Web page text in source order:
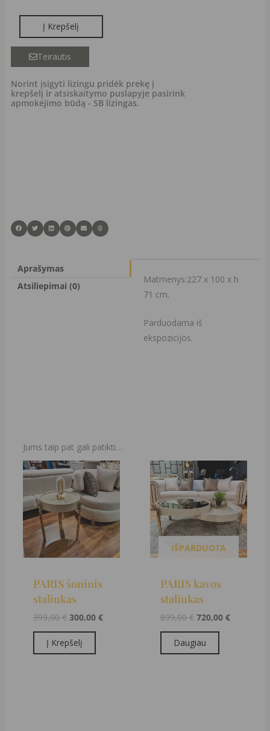
3315,00 €.
sofa
Į Krepšelį
Teirautis
Norint įsigyti lizingu pridėk prekę į
krepšelį ir atsiskaitymo puslapyje pasirink
apmokėjimo būdą - SB lizingas.
Aprašymas
Atsiliepimai (0)
Matmenys:227 x 100 x h
71 cm.
Parduodama iš
ekspozicijos.
Jums taip pat gali patikti…
PARIS šoninis
staliukas
399,00€
Original
price
was:
399,00 €.
300,00 €
Current
price
is:
Į Krepšelį
IŠPARDUOTA
PARIS kavos
staliukas
899,00€
Original
price
was:
899,00 €.
720,00 €
Current
price
is:
720,00 €.
Daugiau